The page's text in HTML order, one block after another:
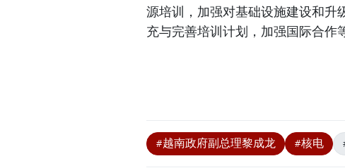
源培训，加强对基础设施建设和升
充与完善培训计划，加强国际合作
#越南政府副总理黎成龙 #核电